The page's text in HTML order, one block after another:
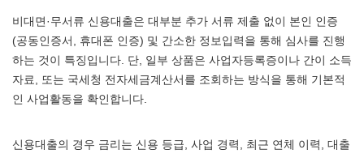
비대면·무서류 신용대출은 대부분 추가 서류 제출 없이 본인 인증
(공동인증서, 휴대폰 인증) 및 간소한 정보입력을 통해 심사를 진행
하는 것이 특징입니다. 단, 일부 상품은 사업자등록증이나 간이 소득
자료, 또는 국세청 전자세금계산서를 조회하는 방식을 통해 기본적
인 사업활동을 확인합니다.
신용대출의 경우 금리는 신용 등급, 사업 경력, 최근 연체 이력, 대출